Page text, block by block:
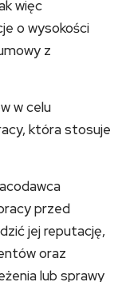
więc
o wysokości
z
w celu
która stosuje
przed
jej reputację,
oraz
lub sprawy